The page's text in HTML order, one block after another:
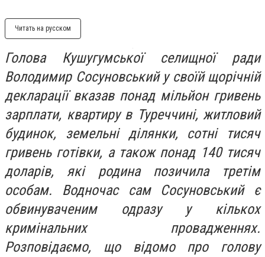
Читать на русском
Голова Кушугумської селищної ради
Володимир Сосуновський у своїй щорічній
декларації вказав понад мільйон гривень
зарплати, квартиру в Туреччині, житловий
будинок, земельні ділянки, сотні тисяч
гривень готівки, а також понад 140 тисяч
доларів, які родина позичила третім
особам. Водночас сам Сосуновський є
обвинуваченим одразу у кількох
кримінальних провадженнях.
Розповідаємо, що відомо про голову